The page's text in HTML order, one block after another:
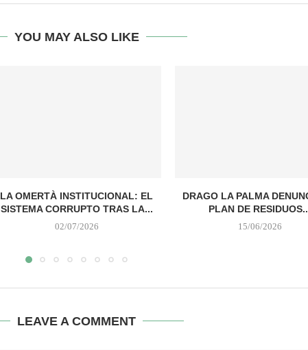
YOU MAY ALSO LIKE
LA OMERTÀ INSTITUCIONAL: EL
SISTEMA CORRUPTO TRAS LA...
02/07/2026
DRAGO LA PALMA
PLAN DE
15/06/2026
LEAVE A COMMENT